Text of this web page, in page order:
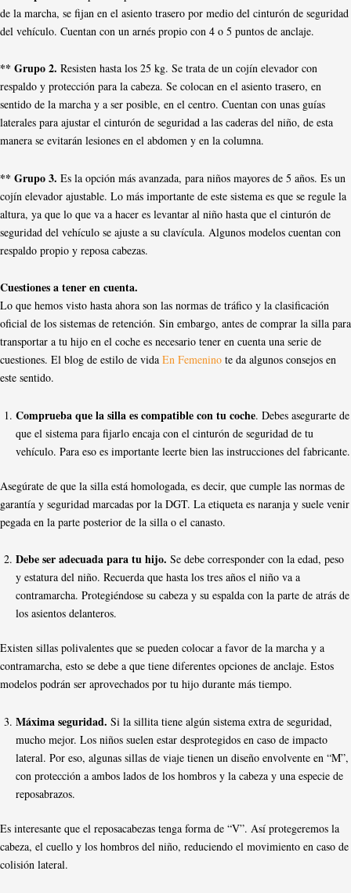
de la marcha, se fijan en el asiento trasero por medio del cinturón de seguridad
del vehículo. Cuentan con un arnés propio con 4 o 5 puntos de anclaje.
** Grupo 2. Resisten hasta los 25 kg. Se trata de un cojín elevador con
respaldo y protección para la cabeza. Se colocan en el asiento trasero, en
sentido de la marcha y a ser posible, en el centro. Cuentan con unas guías
laterales para ajustar el cinturón de seguridad a las caderas del niño, de esta
manera se evitarán lesiones en el abdomen y en la columna.
** Grupo 3. Es la opción más avanzada, para niños mayores de 5 años. Es un
cojín elevador ajustable. Lo más importante de este sistema es que se regule la
altura, ya que lo que va a hacer es levantar al niño hasta que el cinturón de
seguridad del vehículo se ajuste a su clavícula. Algunos modelos cuentan con
respaldo propio y reposa cabezas.
Cuestiones a tener en cuenta.
Lo que hemos visto hasta ahora son las normas de tráfico y la clasificación
oficial de los sistemas de retención. Sin embargo, antes de comprar la silla para
transportar a tu hijo en el coche es necesario tener en cuenta una serie de
cuestiones. El blog de estilo de vida En Femenino te da algunos consejos en
este sentido.
Comprueba que la silla es compatible con tu coche. Debes asegurarte de
que el sistema para fijarlo encaja con el cinturón de seguridad de tu
vehículo. Para eso es importante leerte bien las instrucciones del fabricante.
Asegúrate de que la silla está homologada, es decir, que cumple las normas de
garantía y seguridad marcadas por la DGT. La etiqueta es naranja y suele venir
pegada en la parte posterior de la silla o el canasto.
Debe ser adecuada para tu hijo. Se debe corresponder con la edad, peso
y estatura del niño. Recuerda que hasta los tres años el niño va a
contramarcha. Protegiéndose su cabeza y su espalda con la parte de atrás de
los asientos delanteros.
Existen sillas polivalentes que se pueden colocar a favor de la marcha y a
contramarcha, esto se debe a que tiene diferentes opciones de anclaje. Estos
modelos podrán ser aprovechados por tu hijo durante más tiempo.
Máxima seguridad. Si la sillita tiene algún sistema extra de seguridad,
mucho mejor. Los niños suelen estar desprotegidos en caso de impacto
lateral. Por eso, algunas sillas de viaje tienen un diseño envolvente en “M”,
con protección a ambos lados de los hombros y la cabeza y una especie de
reposabrazos.
Es interesante que el reposacabezas tenga forma de “V”. Así protegeremos la
cabeza, el cuello y los hombros del niño, reduciendo el movimiento en caso de
colisión lateral.